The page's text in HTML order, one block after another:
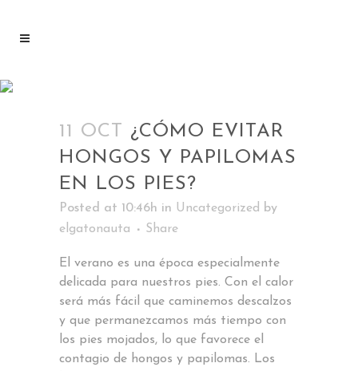
11 OCT
¿CÓMO EVITAR
HONGOS Y PAPILOMAS
EN LOS PIES?
Posted at 10:46h in Uncategorized
by
elgatonauta
Share
El verano es una época especialmente
delicada para nuestros pies. Con el calor
será más fácil que caminemos descalzos
y que permanezcamos más tiempo con
los pies mojados, lo que favorece el
contagio de hongos y papilomas. Los